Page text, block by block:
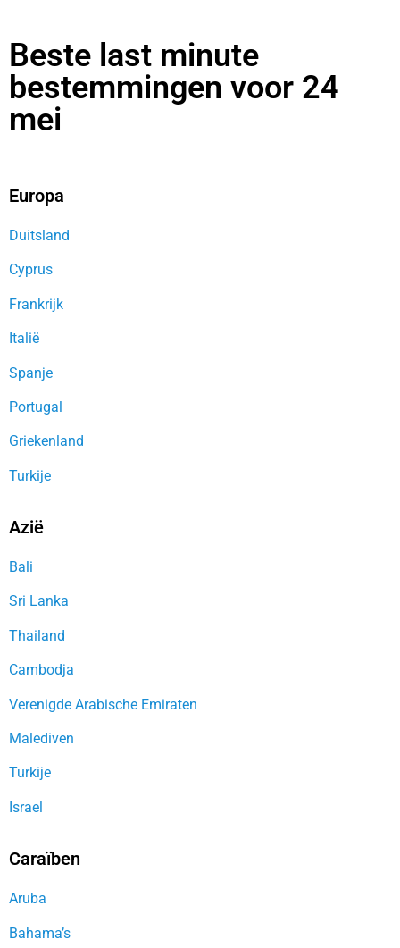
Beste last minute
bestemmingen voor 24
mei
Europa
Duitsland
Cyprus
Frankrijk
Italië
Spanje
Portugal
Griekenland
Turkije
Azië
Bali
Sri Lanka
Thailand
Cambodja
Verenigde Arabische Emiraten
Malediven
Turkije
Israel
Caraïben
Aruba
Bahama’s